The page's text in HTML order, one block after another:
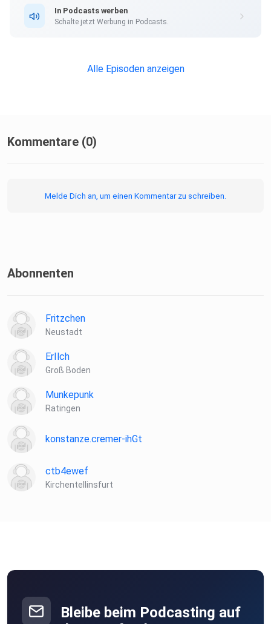
In Podcasts werben
Schalte jetzt Werbung in Podcasts.
Alle Episoden anzeigen
Kommentare (0)
Melde Dich an, um einen Kommentar zu schreiben.
Abonnenten
Fritzchen
Neustadt
ErIlch
Groß Boden
Munkepunk
Ratingen
konstanze.cremer-ihGt
ctb4ewef
Kirchentellinsfurt
Bleibe beim Podcasting auf